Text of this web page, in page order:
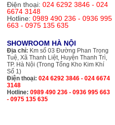
Điện thoại: 024 6292 3846 - 024
6674 3148
Hotline: 0989 490 236 - 0936 995
663 - 0975 135 635
SHOWROOM HÀ NỘI
Địa chỉ: Km số 03 Đường Phan Trọng
Tuệ, Xã Thanh Liệt, Huyện Thanh Trì,
TP. Hà Nội (Trong Tổng Kho Kim Khí
Số 1)
Điện thoại: 024 6292 3846 - 024 6674
3148
Hotline: 0989 490 236 - 0936 995 663
- 0975 135 635